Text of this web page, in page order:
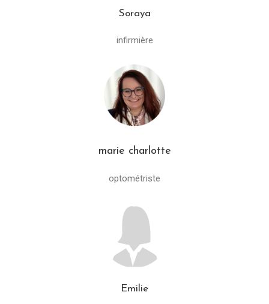
Soraya
infirmière
marie charlotte
optométriste
Emilie